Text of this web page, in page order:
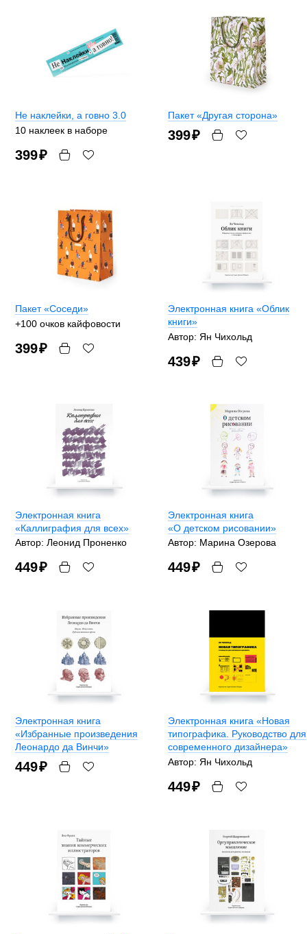
Не наклейки, а говно 3.0
10 наклеек в наборе
399₽
Пакет «Другая сторона»
399₽
Пакет «Соседи»
+100 очков кайфовости
399₽
Электронная книга «Облик
книги»
Автор: Ян Чихольд
439₽
Электронная книга
«Каллиграфия для всех»
Автор: Леонид Проненко
449₽
Электронная книга
«О детском рисовании»
Автор: Марина Озерова
449₽
Электронная книга
«Избранные произведения
Леонардо да Винчи»
449₽
Электронная книга «Новая
типографика. Руководство для
современного дизайнера»
Автор: Ян Чихольд
449₽